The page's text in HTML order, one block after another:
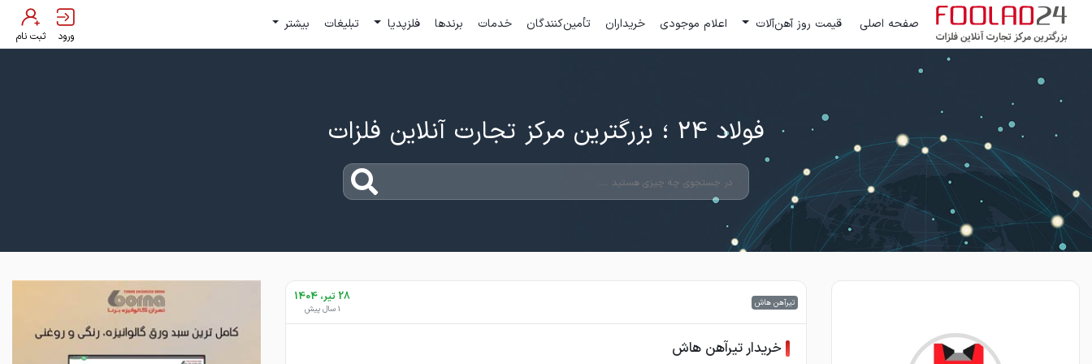
صفحه اصلی قیمت روز آهن‌آلات اعلام موجودی خریداران تأمین‌کنندگان خدمات برندها فلزپدیا تبلیغات بیشتر
ورود ثبت نام
فولاد 24 ؛ بزرگترین مرکز تجارت آنلاین فلزات
تیرآهن هاش 28 تیر، 1404
1 سال پیش
خریدار تیرآهن هاش